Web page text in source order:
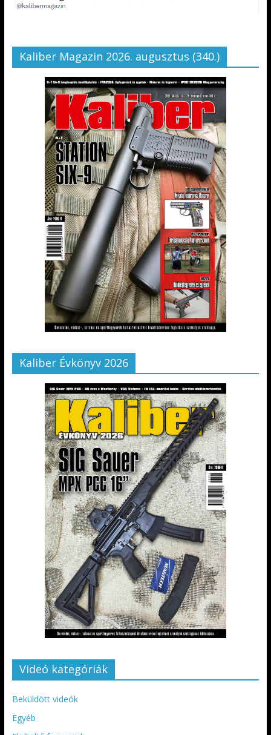
Kaliber Magazin 2026. augusztus (340.)
Kaliber Évkönyv 2026
Videó kategóriák
Beküldött videók
Egyéb